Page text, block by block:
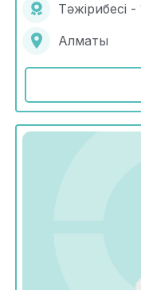
Тәжірибесі
Алматы